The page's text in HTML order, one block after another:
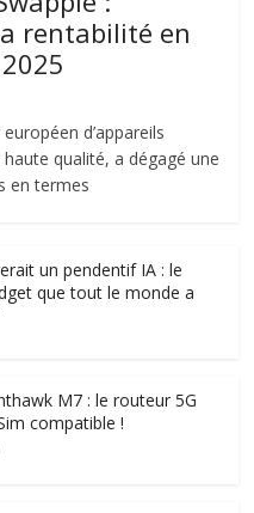
rentabilité en
d’appareils
qualité, a dégagé une
en termes
un pendentif IA : le
que tout le monde a
M7 : le routeur 5G
compatible !